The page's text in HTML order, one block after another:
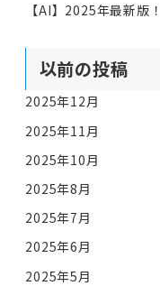
【AI】2025年最新
以前の投稿
2025年12月
2025年11月
2025年10月
2025年8月
2025年7月
2025年6月
2025年5月